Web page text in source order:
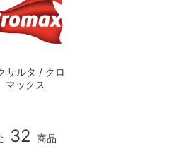
サルタ / クロ
マックス
32 商品